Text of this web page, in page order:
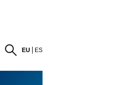
EU ES